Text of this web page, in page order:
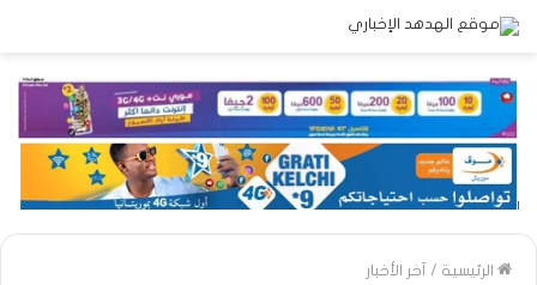
الرئيسية / آخر الأخبار